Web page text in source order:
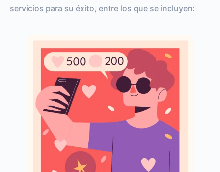
servicios para su éxito, entre los que se incluyen: